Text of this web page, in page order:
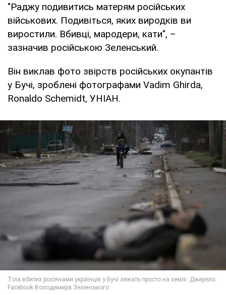
"Раджу подивитись матерям російських
військових. Подивіться, яких виродків ви
виростили. Вбивці, мародери, кати", –
зазначив російською Зеленський.
Він виклав фото звірств російських окупантів
у Бучі, зроблені фотографами Vadim Ghirda,
Ronaldo Schemidt, УНІАН.